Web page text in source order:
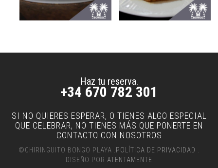
Haz tu reserva.
+34 670 782 301
SI NO QUIERES ESPERAR, O TIENES ALGO ESPECIAL
QUE CELEBRAR, NO TIENES MÁS QUE PONERTE EN
CONTACTO CON NOSOTROS
©CHIRINGUITO BONGO PLAYA .POLÍTICA DE PRIVACIDAD
DISEÑO POR ATENTAMENTE